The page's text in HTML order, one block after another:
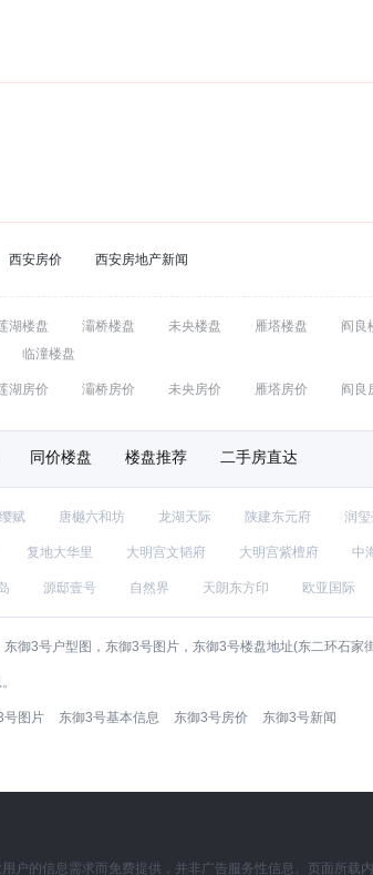
西安房价 西安房地产新闻
湖楼盘 灞桥楼盘 未央楼盘 雁塔楼盘 阎良
临潼楼盘
湖房价 灞桥房价 未央房价 雁塔房价 阎良
同价楼盘 楼盘推荐 二手房直达
赋 唐樾六和坊 龙湖天际 陕建东元府 润
复地大华里 大明宫文韬府 大明宫紫檀府 中
源邸壹号 自然界 天朗东方印 欧亚国际
御3号户型图，东御3号图片，东御3号楼盘地址(东二环石
号图片 东御3号基本信息 东御3号房价 东御3号新闻
户的信息需求而免费提供，并非广告服务性信息。页面所